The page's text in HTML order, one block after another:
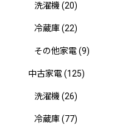
洗濯機 (20)
冷蔵庫(22)
その他家電(9)
中古家電(125)
洗濯機 (26)
冷蔵庫(77)